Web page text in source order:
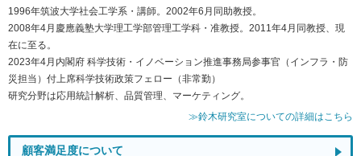
1996年筑波大学社会工学系・講師。2002年6月同助教授。
2008年4月慶應義塾大学理工学部管理工学科・准教授。2011年4月同教授、現
在に至る。
2023年4月内閣府 科学技術・イノベーション推進事務局参事官（インフラ・防
災担当）付上席科学技術政策フェロー（非常勤）
研究分野は応用統計解析、品質管理、マーケティング。
≫鈴木研究室についての詳細はこちら
顧客満足度について